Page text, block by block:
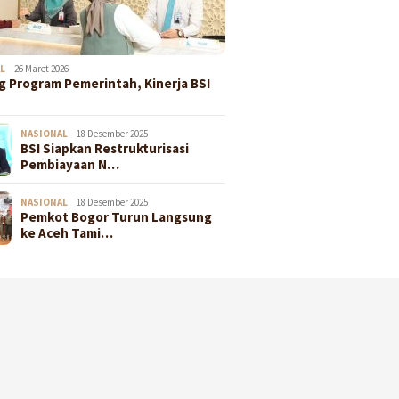
26 Maret 2026
Program Pemerintah, Kinerja BSI
NASIONAL 18 Desember 2025
BSI Siapkan Restrukturisasi
Pembiayaan N…
NASIONAL 18 Desember 2025
Pemkot Bogor Turun Langsung
ke Aceh Tami…